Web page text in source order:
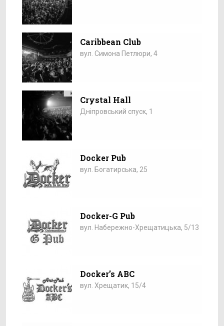
Caribbean Club
вул. Симона Петлюри, 4
Crystal Hall
Дніпровський спуск, 1
Docker Pub
вул. Богатирська, 25
Docker-G Pub
вул. Набережно-Хрещатицька, 5/13
Docker’s ABC
вул. Хрещатик, 15/4